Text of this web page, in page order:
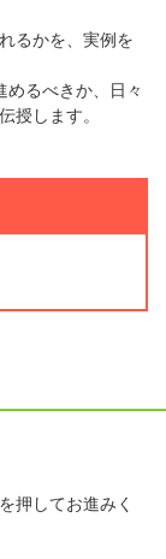
るかを、実例を
めるべきか、日々
授します。
押してお進みく